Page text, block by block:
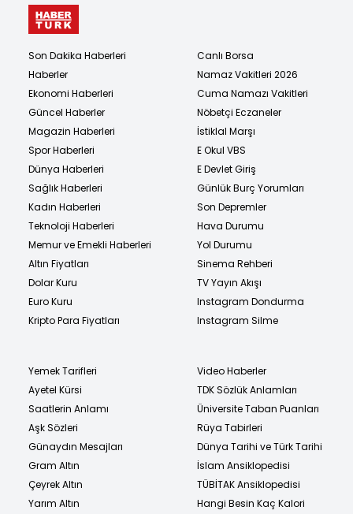
Son Dakika Haberleri
Haberler
Ekonomi Haberleri
Güncel Haberler
Magazin Haberleri
Spor Haberleri
Dünya Haberleri
Sağlık Haberleri
Kadın Haberleri
Teknoloji Haberleri
Memur ve Emekli Haberleri
Altın Fiyatları
Dolar Kuru
Euro Kuru
Kripto Para Fiyatları
Canlı Borsa
Namaz Vakitleri 2026
Cuma Namazı Vakitleri
Nöbetçi Eczaneler
İstiklal Marşı
E Okul VBS
E Devlet Giriş
Günlük Burç Yorumları
Son Depremler
Hava Durumu
Yol Durumu
Sinema Rehberi
TV Yayın Akışı
Instagram Dondurma
Instagram Silme
Yemek Tarifleri
Ayetel Kürsi
Saatlerin Anlamı
Aşk Sözleri
Günaydın Mesajları
Gram Altın
Çeyrek Altın
Yarım Altın
Video Haberler
TDK Sözlük Anlamları
Üniversite Taban Puanları
Rüya Tabirleri
Dünya Tarihi ve Türk Tarihi
İslam Ansiklopedisi
TÜBİTAK Ansiklopedisi
Hangi Besin Kaç Kalori